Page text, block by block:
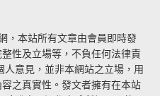
，本站所有文章由會員即時發
性及立場等，不負任何法律責
意見，並非本網站之立場，用
之真實性。發文者擁有在本站